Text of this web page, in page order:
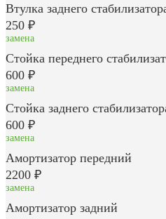
Втулка заднего
250 ₽
замена
Стойка переднего
600 ₽
замена
Стойка заднего
600 ₽
замена
Амортизатор передний
2200 ₽
замена
Амортизатор задний